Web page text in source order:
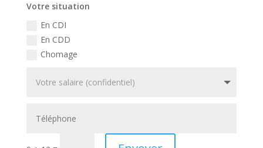
Votre situation
En CDI
En CDD
Chomage